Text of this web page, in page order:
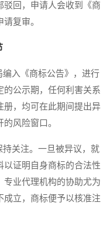
驳回，申请人会收到《商
复审。
入《商标公告》，进行
的公示期，任何利害关系
册，均可在此期间提出异
风险窗口。
关注。一旦被异议，就
以证明自身商标的合法性
专业代理机构的协助尤为
成立，商标便予以核准注